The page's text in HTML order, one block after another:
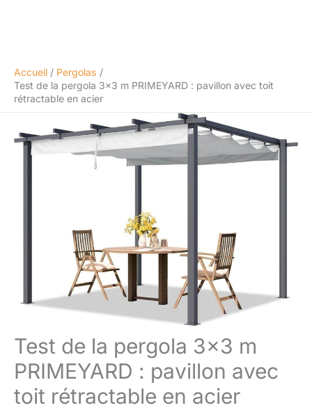
Accueil
Pergolas
Test de la pergola 3×3 m PRIMEYARD : pavillon avec toit
rétractable en acier
Test de la pergola 3×3 m
PRIMEYARD : pavillon avec
toit rétractable en acier